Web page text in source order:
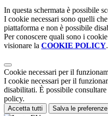
In questa schermata è possibile
I cookie necessari sono quelli
piattaforma e non è possibile
Per conoscere quali sono i
visionare la COOKIE POLICY.
Cookie necessari per il
I cookie necessari per il
disabilitati. È possibile
policy.
Accetta tutti Salva le preferenze